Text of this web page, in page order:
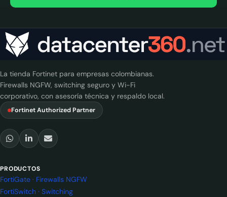
La tienda Fortinet para empresas colombianas.
Firewalls NGFW, switching seguro y Wi-Fi
corporativo, con asesoría técnica y respaldo local.
Fortinet Authorized Partner
PRODUCTOS
FortiGate · Firewalls NGFW
FortiSwitch · Switching